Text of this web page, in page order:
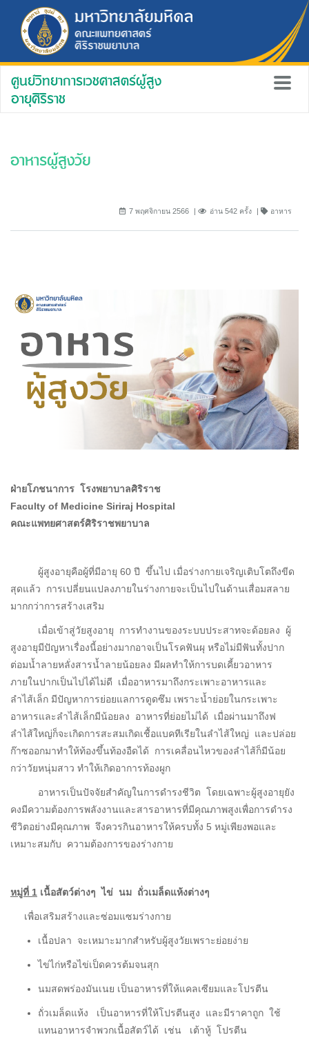
ศูนย์วิทยาการเวชศาสตร์ผู้สูง
อายุศิริราช
อาหารผู้สูงวัย
7 พฤศจิกายน 2566 อ่าน 542 ครั้ง อาหาร
ฝ่ายโภชนาการ โรงพยาบาลศิริราช
Faculty of Medicine Siriraj Hospital
คณะแพทยศาสตร์ศิริราชพยาบาล
ผู้สูงอายุคือผู้ที่มีอายุ 60 ปี ขึ้นไป เมื่อร่างกายเจริญเติบโตถึงขีด
สุดแล้ว การเปลี่ยนแปลงภายในร่างกายจะเป็นไปในด้านเสื่อมสลาย
มากกว่าการสร้างเสริม
เมื่อเข้าสู่วัยสูงอายุ การทำงานของระบบประสาทจะด้อยลง ผู้
สูงอายุมีปัญหาเรื่องนี้อย่างมากอาจเป็นโรคฟันผุ หรือไม่มีฟันทั้งปาก
ต่อมน้ำลายหลั่งสารน้ำลายน้อยลง มีผลทำให้การบดเคี้ยวอาหาร
ภายในปากเป็นไปได้ไม่ดี เมื่ออาหารมาถึงกระเพาะอาหารและ
ลำไส้เล็ก มีปัญหาการย่อยแลการดูดซึม เพราะน้ำย่อยในกระเพาะ
อาหารและลำไส้เล็กมีน้อยลง อาหารที่ย่อยไม่ได้ เมื่อผ่านมาถึงฟ
ลำไส้ใหญ่ก็จะเกิดการสะสมเกิดเชื้อแบคทีเรียในลำไส้ใหญ่ และปล่อย
ก๊าซออกมาทำให้ท้องขึ้นท้องอืดได้ การเคลื่อนไหวของลำไส้ก็มีน้อย
กว่าวัยหนุ่มสาว ทำให้เกิดอาการท้องผูก
อาหารเป็นปัจจัยสำคัญในการดำรงชีวิต โดยเฉพาะผู้สูงอายุยัง
คงมีความต้องการพลังงานและสารอาหารที่มีคุณภาพสูงเพื่อการดำรง
ชีวิตอย่างมีคุณภาพ จึงควรกินอาหารให้ครบทั้ง 5 หมู่เพียงพอและ
เหมาะสมกับ ความต้องการของร่างกาย
หมู่ที่ 1 เนื้อสัตว์ต่างๆ ไข่ นม ถั่วเมล็ดแห้งต่างๆ
เพื่อเสริมสร้างและซ่อมแซมร่างกาย
เนื้อปลา จะเหมาะมากสำหรับผู้สูงวัยเพราะย่อยง่าย
ไข่ไก่หรือไข่เป็ดควรต้มจนสุก
นมสดพร่องมันเนย เป็นอาหารที่ให้แคลเซียมและโปรตีน
ถั่วเมล็ดแห้ง เป็นอาหารที่ให้โปรตีนสูง และมีราคาถูก ใช้
แทนอาหารจำพวกเนื้อสัตว์ได้ เช่น เต้าหู้ โปรตีน